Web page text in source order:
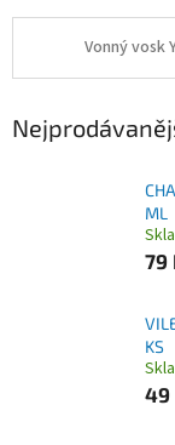
Vonný vosk
ML
79
KS
49